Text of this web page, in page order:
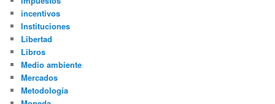
incentivos
Instituciones
Libertad
Libros
Medio ambiente
Mercados
Metodología